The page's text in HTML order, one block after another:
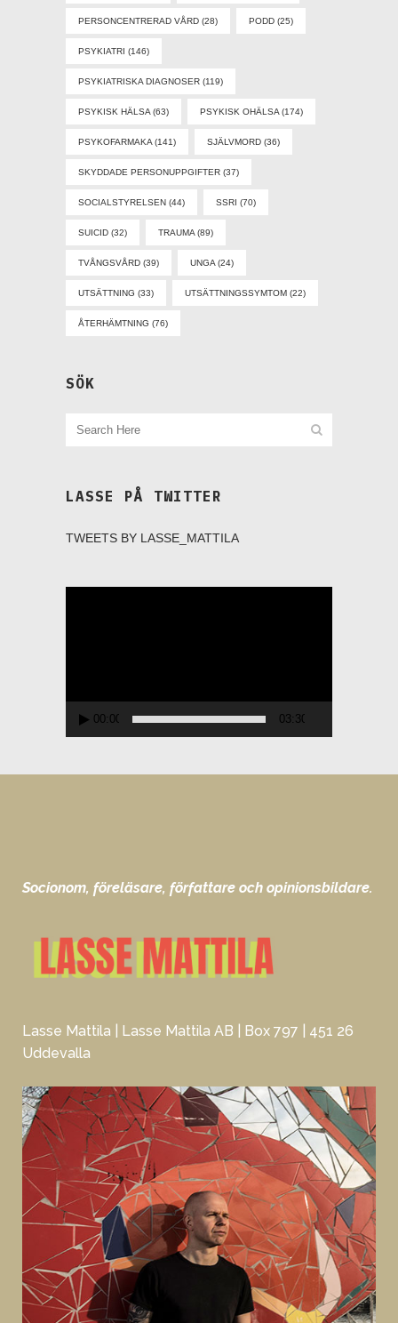
PERSONCENTRERAD VÅRD (28) PODD (25)
PSYKIATRI (146)
PSYKIATRISKA DIAGNOSER (119)
PSYKISK HÄLSA (63) PSYKISK OHÄLSA (174)
PSYKOFARMAKA (141) SJÄLVMORD (36)
SKYDDADE PERSONUPPGIFTER (37)
SOCIALSTYRELSEN (44) SSRI (70)
SUICID (32) TRAUMA (89)
TVÅNGSVÅRD (39) UNGA (24)
UTSÄTTNING (33) UTSÄTTNINGSSYMTOM (22)
ÅTERHÄMTNING (76)
SÖK
LASSE PÅ TWITTER
TWEETS BY LASSE_MATTILA
00:00 03:30
Socionom, föreläsare, författare och opinionsbildare.
Lasse Mattila | Lasse Mattila AB | Box 797 | 451 26
Uddevalla